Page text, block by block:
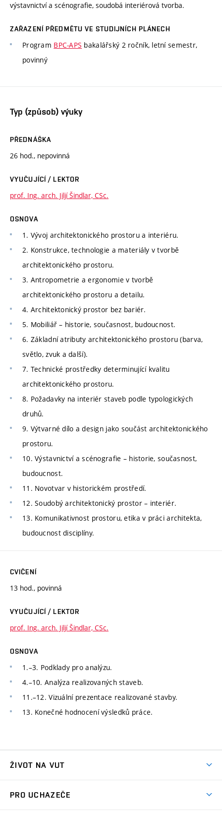
výstavnictví a scénografie, soudobá interiérová tvorba.
ZAŘAZENÍ PŘEDMĚTU VE STUDIJNÍCH PLÁNECH
Program BPC-APS bakalářský 2 ročník, letní semestr,
povinný
Typ (způsob) výuky
PŘEDNÁŠKA
26 hod., nepovinná
VYUČUJÍCÍ / LEKTOR
prof. Ing. arch. Jiljí Šindlar, CSc.
OSNOVA
1. Vývoj architektonického prostoru a interiéru.
2. Konstrukce, technologie a materiály v tvorbě
architektonického prostoru.
3. Antropometrie a ergonomie v tvorbě
architektonického prostoru a detailu.
4. Architektonický prostor bez bariér.
5. Mobiliář – historie, současnost, budoucnost.
6. Základní atributy architektonického prostoru (barva,
světlo, zvuk a další).
7. Technické prostředky determinující kvalitu
architektonického prostoru.
8. Požadavky na interiér staveb podle typologických
druhů.
9. Výtvarné dílo a design jako součást architektonického
prostoru.
10. Výstavnictví a scénografie – historie, současnost,
budoucnost.
11. Novotvar v historickém prostředí.
12. Soudobý architektonický prostor – interiér.
13. Komunikativnost prostoru, etika v práci architekta,
budoucnost disciplíny.
CVIČENÍ
13 hod., povinná
VYUČUJÍCÍ / LEKTOR
prof. Ing. arch. Jiljí Šindlar, CSc.
OSNOVA
1.–3. Podklady pro analýzu.
4.–10. Analýza realizovaných staveb.
11.–12. Vizuální prezentace realizované stavby.
13. Konečné hodnocení výsledků práce.
ŽIVOT NA VUT
PRO UCHAZEČE